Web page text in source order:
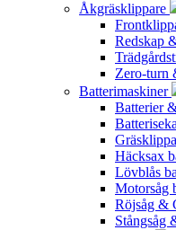
Åkgräsklippare
Redskap
Zero-turn
Batterimaskiner
Batterier
Häcksax
Lövblås
Motorsåg
Röjsåg &
Stångsåg